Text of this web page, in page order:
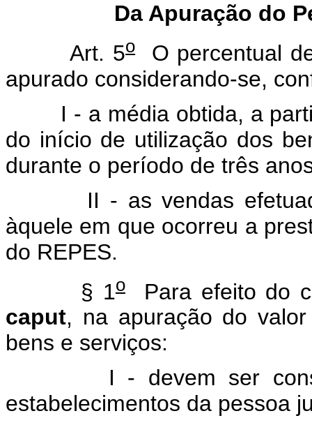
Da Apuração do
Art. 5oO percentual
apurado considerando-se,
I - a média obtida, a partir
do início de utilização dos
durante o período de três
II - as vendas efetuadas
àquele em que ocorreu a
do REPES.
§ 1oPara efeito do
caput, na apuração do
bens e serviços:
I - devem ser
estabelecimentos da pessoa